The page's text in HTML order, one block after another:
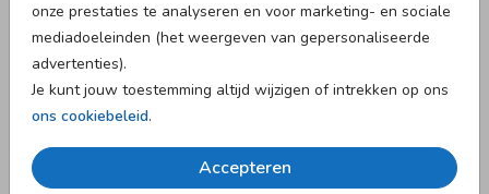
onze prestaties te analyseren en voor marketing- en sociale
mediadoeleinden (het weergeven van gepersonaliseerde
advertenties).
Je kunt jouw toestemming altijd wijzigen of intrekken op ons
ons cookiebeleid.
Accepteren